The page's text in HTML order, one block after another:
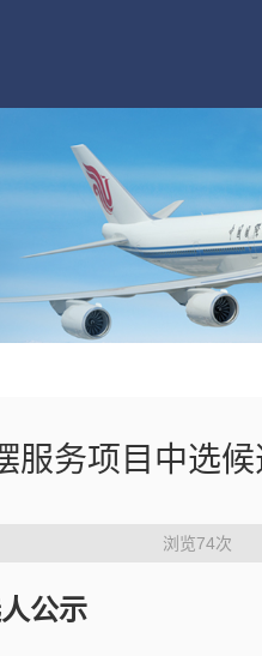
服务项目中选
浏览74次
公示